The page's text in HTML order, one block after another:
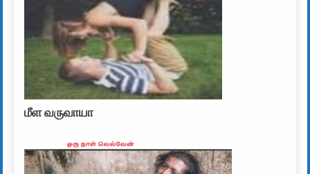
மீள வருவாயா